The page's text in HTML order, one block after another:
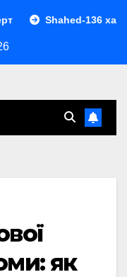
136 характеристики:
як